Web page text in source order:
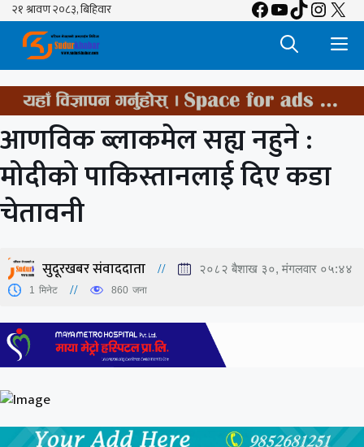
Skip
content
Facebook
YouTube
TikTok
X
आणविक ब्लाकमेल सह्य नहुने :
मोदीको पाकिस्तानलाई दिए कडा
चेतावनी
सुदूरखबर संवाददाता २०८२ बैशाख ३०, मंगलवार ०५:४४
1 मिनेट 860 जना